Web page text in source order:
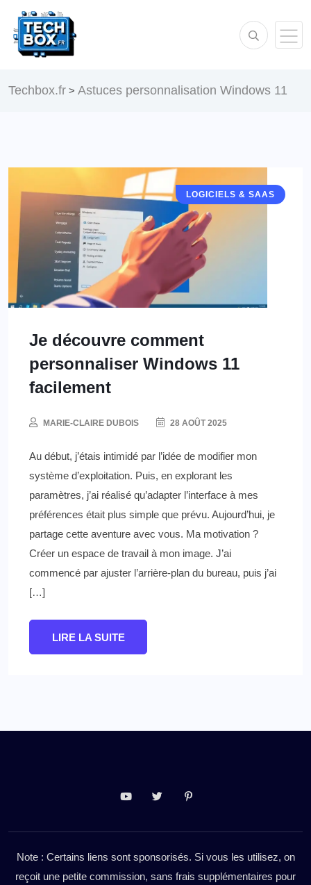
Techbox.fr > Astuces personnalisation Windows 11
LOGICIELS & SAAS
Je découvre comment
personnaliser Windows 11
facilement
MARIE-CLAIRE DUBOIS 28 AOÛT 2025
Au début, j’étais intimidé par l’idée de modifier mon
système d’exploitation. Puis, en explorant les
paramètres, j’ai réalisé qu’adapter l’interface à mes
préférences était plus simple que prévu. Aujourd’hui, je
partage cette aventure avec vous. Ma motivation ?
Créer un espace de travail à mon image. J’ai
commencé par ajuster l’arrière-plan du bureau, puis j’ai
[…]
LIRE LA SUITE
Note : Certains liens sont sponsorisés. Si vous les utilisez, on
reçoit une petite commission, sans frais supplémentaires pour